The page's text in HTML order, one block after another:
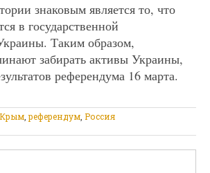
знаковым является то, что
в государственной
Таким образом,
забирать активы Украины,
референдума 16 марта.
Крым ,референдум Россия